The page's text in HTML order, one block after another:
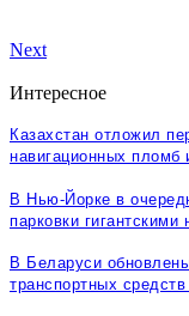
Next
Интересное
Казахстан отложил
навигационных пломб
В Нью-Йорке в
парковки гигантскими
В Беларуси
транспортных